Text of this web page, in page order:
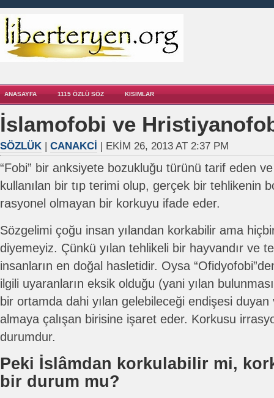
ANASAYFA 1115 ÖZLÜ SÖZ KISIMLAR
İslamofobi ve
SÖZLÜK | CANAKCI | EKIM 26, 2013 AT 2:37 PM
“Fobi” bir anksiyete bozukluğu türünü tarif eden
kullanılan bir tıp terimi olup, gerçek bir tehlikenin
rasyonel olmayan bir korkuyu ifade eder.
Sözgelimi çoğu insan yılandan korkabilir ama
diyemeyiz. Çünkü yılan tehlikeli bir hayvandır ve
insanların en doğal hasletidir. Oysa
ilgili uyaranların eksik olduğu (yani yılan
bir ortamda dahi yılan gelebileceği endişesi
almaya çalışan birisine işaret eder. Korkusu
durumdur.
Peki İslâmdan korkulabilir mi,
bir durum mu?